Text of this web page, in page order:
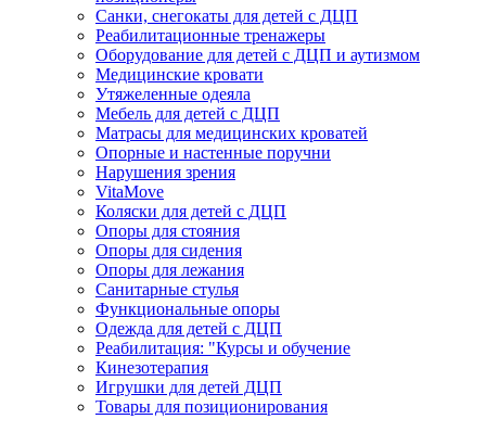
Санки, снегокаты для детей с ДЦП
Реабилитационные тренажеры
Оборудование для детей с ДЦП и аутизмом
Медицинские кровати
Утяжеленные одеяла
Мебель для детей с ДЦП
Матрасы для медицинских кроватей
Опорные и настенные поручни
Нарушения зрения
VitaMove
Коляски для детей с ДЦП
Опоры для стояния
Опоры для сидения
Опоры для лежания
Санитарные стулья
Функциональные опоры
Одежда для детей с ДЦП
Реабилитация: "Курсы и обучение
Кинезотерапия
Игрушки для детей ДЦП
Товары для позиционирования